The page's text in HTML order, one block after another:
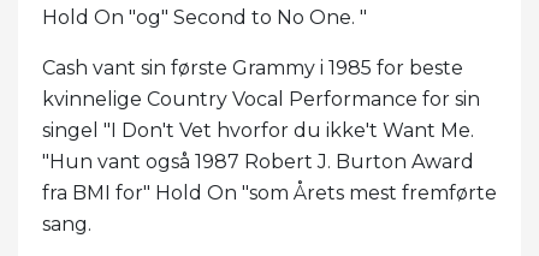
Hold On "og" Second to No One. "
Cash vant sin første Grammy i 1985 for beste
kvinnelige Country Vocal Performance for sin
singel "I Don't Vet hvorfor du ikke't Want Me.
"Hun vant også 1987 Robert J. Burton Award
fra BMI for" Hold On "som Årets mest fremførte
sang.